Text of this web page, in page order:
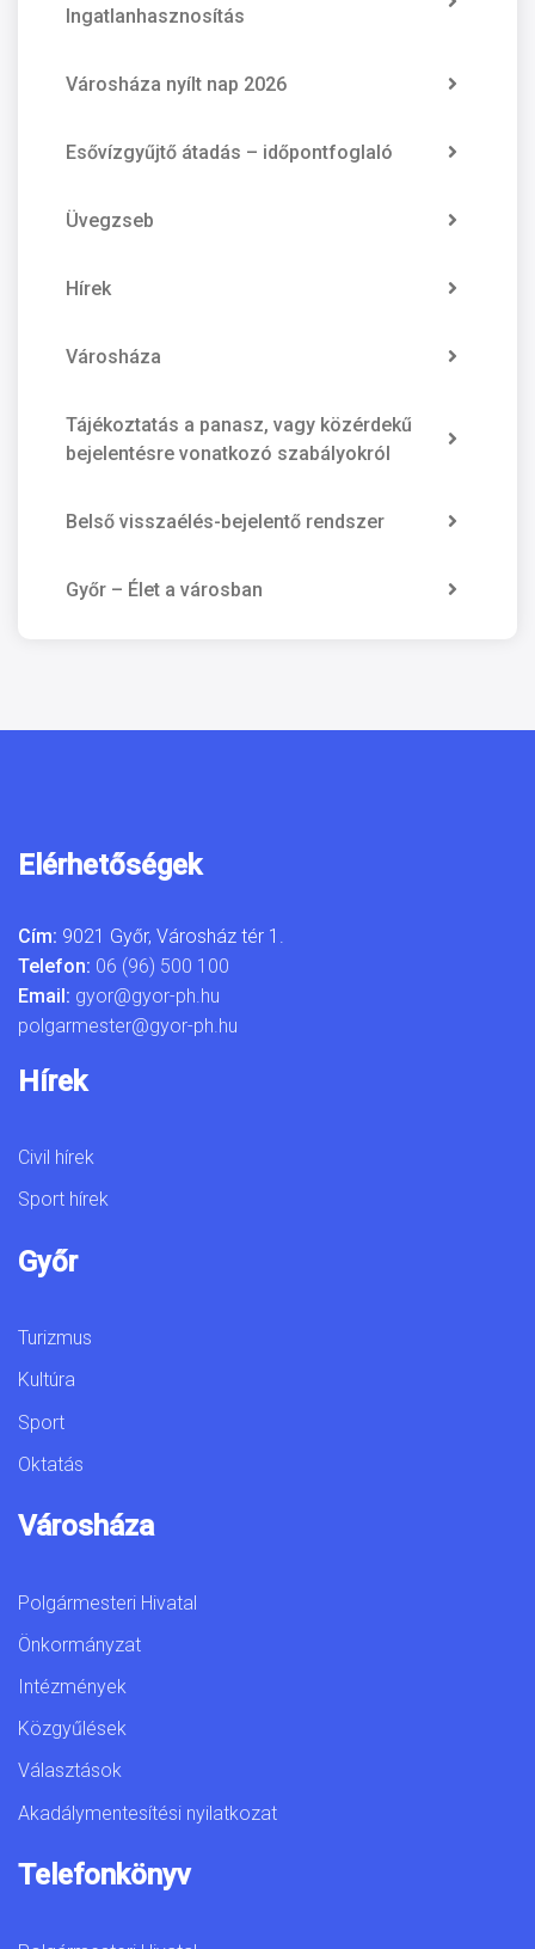
Ingatlanhasznosítás
Városháza nyílt nap 2026
Esővízgyűjtő átadás – időpontfoglaló
Üvegzseb
Hírek
Városháza
Tájékoztatás a panasz, vagy közérdekű
bejelentésre vonatkozó szabályokról
Belső visszaélés-bejelentő rendszer
Győr – Élet a városban
Elérhetőségek
Cím: 9021 Győr, Városház tér 1.
Telefon: 06 (96) 500 100
Email: gyor@gyor-ph.hu
polgarmester@gyor-ph.hu
Hírek
Civil hírek
Sport hírek
Győr
Turizmus
Kultúra
Sport
Oktatás
Városháza
Polgármesteri Hivatal
Önkormányzat
Intézmények
Közgyűlések
Választások
Akadálymentesítési nyilatkozat
Telefonkönyv